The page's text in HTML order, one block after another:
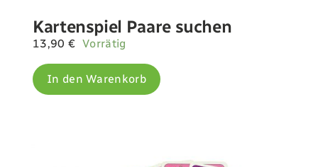
Kartenspiel Paare suchen
13,90 € Vorrätig
In den Warenkorb